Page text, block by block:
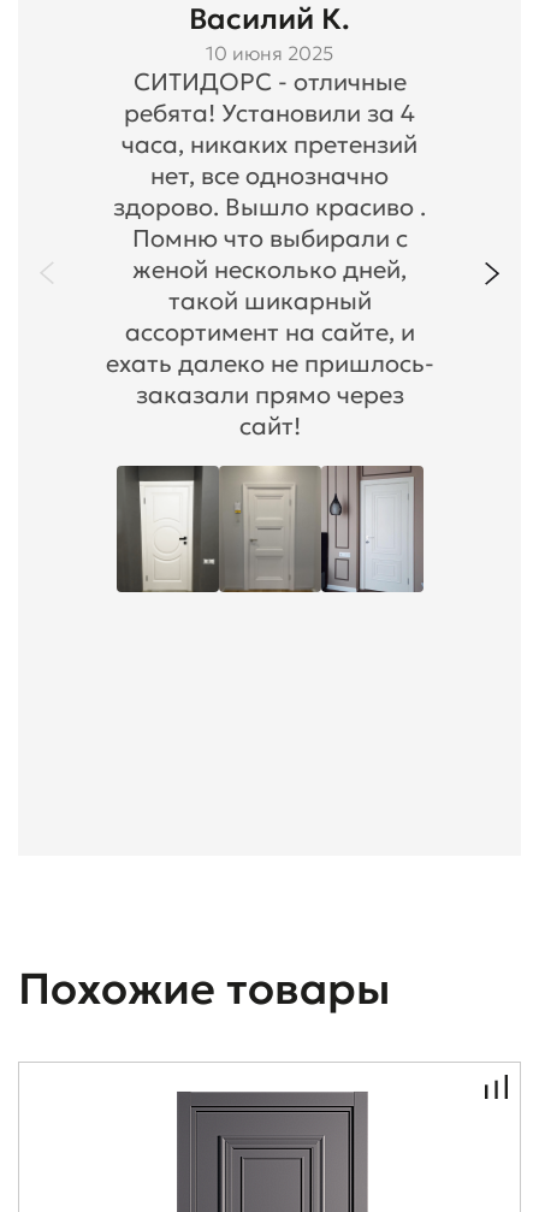
Василий К.
10 июня 2025
СИТИДОРС - отличные
ребята! Установили за 4
часа, никаких претензий
нет, все однозначно
здорово. Вышло красиво .
Помню что выбирали с
женой несколько дней,
такой шикарный
ассортимент на сайте, и
ехать далеко не пришлось-
заказали прямо через
сайт!
Похожие товары